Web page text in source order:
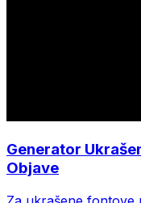
Generator
Objave